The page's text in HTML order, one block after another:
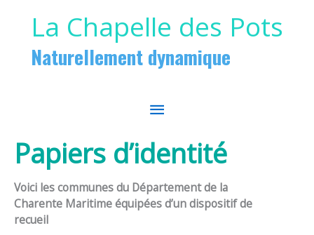
La Chapelle des Pots
Naturellement dynamique
MENU
PRINCIPAL
Papiers d’identité
Voici les communes du Département de la
Charente Maritime équipées d’un dispositif de
recueil